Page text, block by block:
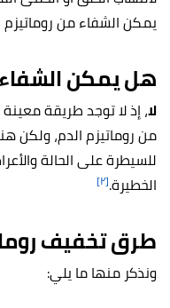
يمكن الشفاء من
هل يمكن الشفاء
لا، إذ لا توجد طريقة
من روماتيزم الدم، ولكن
للسيطرة على الحالة
الخطيرة.[٢]
طرق تخفيف
ونذكر منها ما يلي: